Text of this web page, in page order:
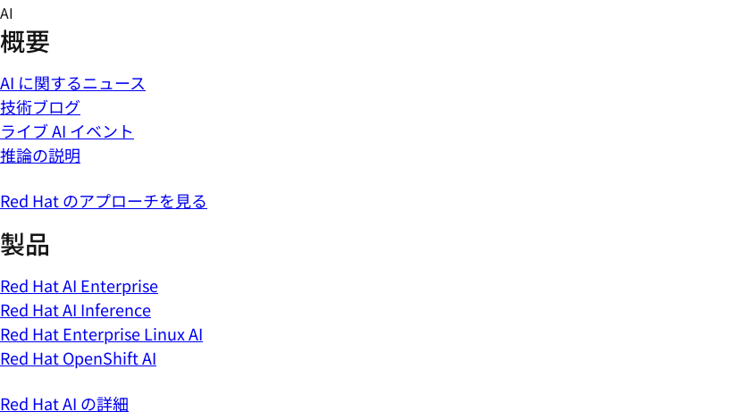
Skip
to
content
AI
概要
AI に関するニュース
技術ブログ
ライブ AI イベント
推論の説明
Red Hat のアプローチを見る
製品
Red Hat AI Enterprise
Red Hat AI Inference
Red Hat Enterprise Linux AI
Red Hat OpenShift AI
Red Hat AI の詳細